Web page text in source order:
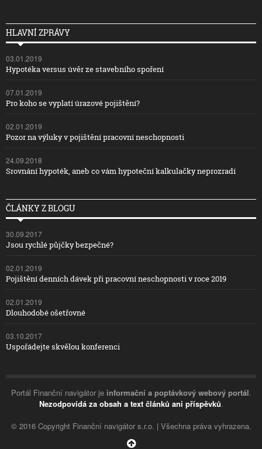
HLAVNÍ ZPRÁVY
03.01.2019
Hypotéka versus úvěr ze stavebního spoření
07.01.2019
Pro koho se vyplatí úrazové pojištění?
02.01.2019
Pozor na výluky v pojištění pracovní neschopnosti
24.09.2018
Srovnání hypoték, aneb co vám hypoteční kalkulačky neprozradí
ČLÁNKY Z BLOGU
30.09.2017
Jsou rychlé půjčky bezpečné?
02.01.2019
Pojištění denních dávek při pracovní neschopnosti v roce 2019
02.01.2019
Dlouhodobé ošetřovné
03.10.2017
Uspořádejte skvělou konferenci
Portál Finanční navigátor je informační a poptávkový webový portál.
Nezodpovídá za obsah a text článků ani příspěvků.
© 2016 Copyright Finanční navigátor s.r.o. | Všechna práva vyhrazena.